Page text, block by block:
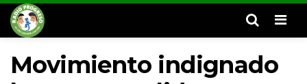
Movimiento indignado